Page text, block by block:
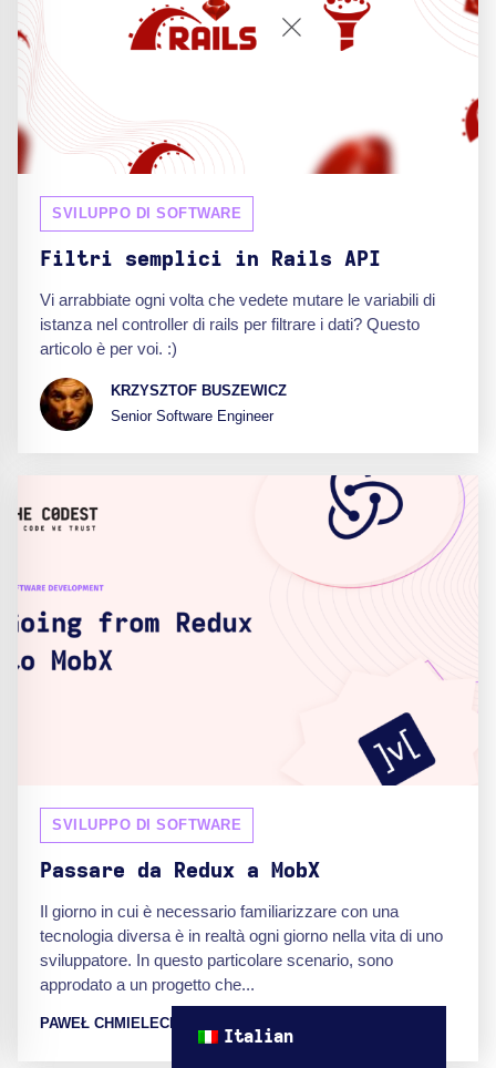
SVILUPPO DI SOFTWARE
Filtri semplici in Rails API
Vi arrabbiate ogni volta che vedete mutare le variabili di
istanza nel controller di rails per filtrare i dati? Questo
articolo è per voi. :)
KRZYSZTOF BUSZEWICZ
Senior Software Engineer
SVILUPPO DI SOFTWARE
Passare da Redux a MobX
Il giorno in cui è necessario familiarizzare con una
tecnologia diversa è in realtà ogni giorno nella vita di uno
sviluppatore. In questo particolare scenario, sono
approdato a un progetto che...
PAWEŁ CHMIELECKI
Italian